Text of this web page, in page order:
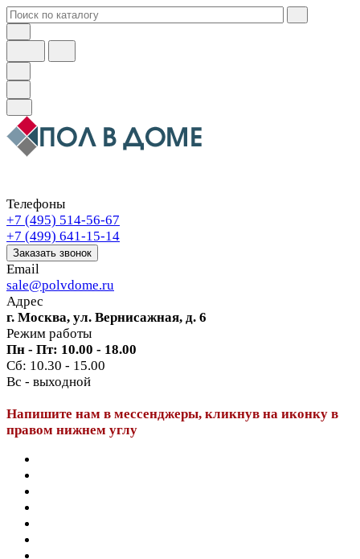
Телефоны
+7 (495) 514-56-67
+7 (499) 641-15-14
Заказать звонок
Email
sale@polvdome.ru
Адрес
г. Москва, ул. Вернисажная, д. 6
Режим работы
Пн - Пт: 10.00 - 18.00
Сб: 10.30 - 15.00
Вс - выходной
Напишите нам в мессенджеры, кликнув на иконку в
правом нижнем углу